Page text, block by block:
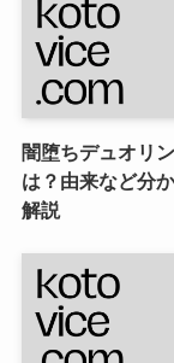
闇堕ちデュオリ
は？由来など分
解説